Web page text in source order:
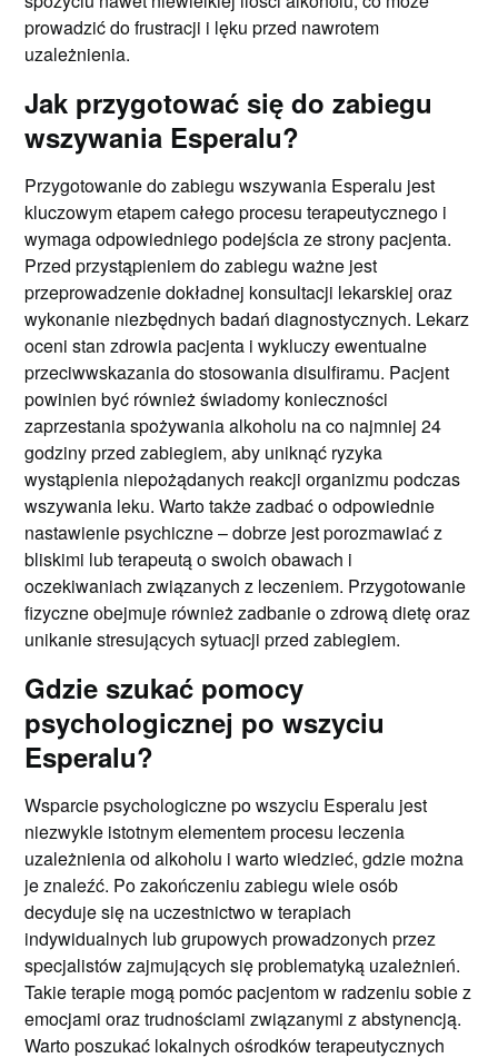
prowadzić do frustracji i lęku przed nawrotem
uzależnienia.
Jak przygotować się do zabiegu
wszywania Esperalu?
Przygotowanie do zabiegu wszywania Esperalu jest
kluczowym etapem całego procesu terapeutycznego i
wymaga odpowiedniego podejścia ze strony pacjenta.
Przed przystąpieniem do zabiegu ważne jest
przeprowadzenie dokładnej konsultacji lekarskiej oraz
wykonanie niezbędnych badań diagnostycznych. Lekarz
oceni stan zdrowia pacjenta i wykluczy ewentualne
przeciwwskazania do stosowania disulfiramu. Pacjent
powinien być również świadomy konieczności
zaprzestania spożywania alkoholu na co najmniej 24
godziny przed zabiegiem, aby uniknąć ryzyka
wystąpienia niepożądanych reakcji organizmu podczas
wszywania leku. Warto także zadbać o odpowiednie
nastawienie psychiczne – dobrze jest porozmawiać z
bliskimi lub terapeutą o swoich obawach i
oczekiwaniach związanych z leczeniem. Przygotowanie
fizyczne obejmuje również zadbanie o zdrową dietę oraz
unikanie stresujących sytuacji przed zabiegiem.
Gdzie szukać pomocy
psychologicznej po wszyciu
Esperalu?
Wsparcie psychologiczne po wszyciu Esperalu jest
niezwykle istotnym elementem procesu leczenia
uzależnienia od alkoholu i warto wiedzieć, gdzie można
je znaleźć. Po zakończeniu zabiegu wiele osób
decyduje się na uczestnictwo w terapiach
indywidualnych lub grupowych prowadzonych przez
specjalistów zajmujących się problematyką uzależnień.
Takie terapie mogą pomóc pacjentom w radzeniu sobie z
emocjami oraz trudnościami związanymi z abstynencją.
Warto poszukać lokalnych ośrodków terapeutycznych